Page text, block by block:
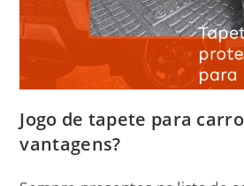
Jogo de tapete para
vantagens?